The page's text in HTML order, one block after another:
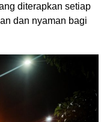
diterapkan setiap
dan nyaman bagi